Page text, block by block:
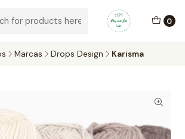
0
Oeiras a entrega pode ser feita em mãos.
Marcas Drops Design Karisma